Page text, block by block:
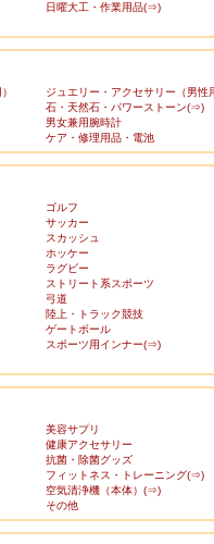
日曜大工・作業用品(⇒)
ジュエリー・アクセサリー（男性
石・天然石・パワーストーン(⇒)
男女兼用腕時計
ケア・修理用品・電池
ゴルフ
サッカー
スカッシュ
ホッケー
ラグビー
ストリート系スポーツ
弓道
陸上・トラック競技
ゲートボール
スポーツ用インナー(⇒)
美容サプリ
健康アクセサリー
抗菌・除菌グッズ
フィットネス・トレーニング(⇒)
空気清浄機（本体）(⇒)
その他